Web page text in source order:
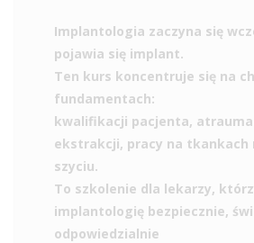
Implantologia zaczyna się
pojawia się implant.
Ten kurs koncentruje się na
fundamentach:
kwalifikacji pacjenta,
ekstrakcji, pracy na tkankach
szyciu.
To szkolenie dla lekarzy,
implantologię bezpiecznie,
odpowiedzialnie